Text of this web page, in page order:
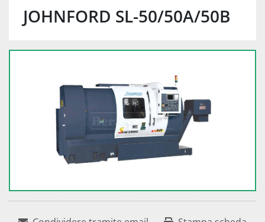
JOHNFORD SL-50/50A/50B